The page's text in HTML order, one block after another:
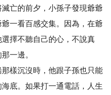
亡的前夕，小孫子發現爺爺
一看百感交集。因為，在爺
擇不聽自己的心，不說真
一邊。
樣沉沒時，他跟子孫也只能
底。如果打一通電話，人生